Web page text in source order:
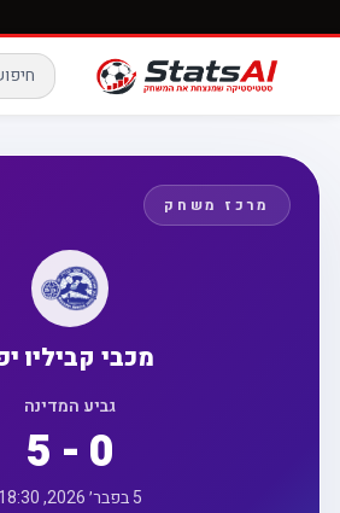
מרכז משחק
מכבי קביליו יפו
גביע המדינה
5 - 0